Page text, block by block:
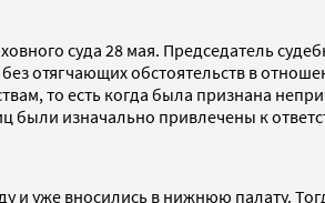
суда 28 мая. Председатель
отягчающих обстоятельств в
то есть когда была признана
были изначально привлечены к
уже вносились в нижнюю палату.